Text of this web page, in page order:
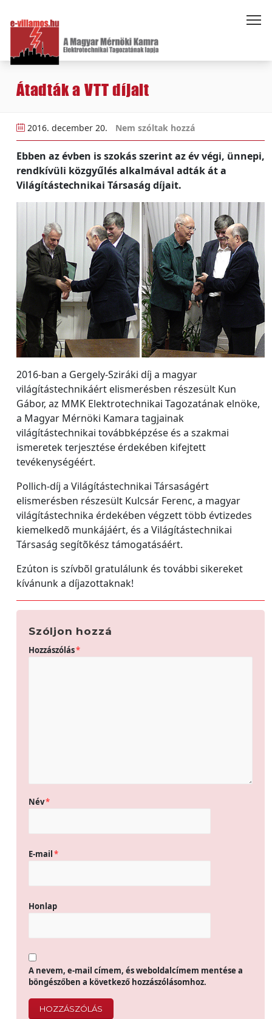
Átadták a VTT díjait
2016. december 20. Nem szóltak hozzá
Ebben az évben is szokás szerint az év végi, ünnepi,
rendkívüli közgyűlés alkalmával adták át a
Világítástechnikai Társaság díjait.
2016-ban a Gergely-Sziráki díj a magyar
világítástechnikáért elismerésben részesült Kun
Gábor, az MMK Elektrotechnikai Tagozatának elnöke,
a Magyar Mérnöki Kamara tagjainak
világítástechnikai továbbképzése és a szakmai
ismeretek terjesztése érdekében kifejtett
tevékenységéért.
Pollich-díj a Világítástechnikai Társaságért
elismerésben részesült Kulcsár Ferenc, a magyar
világítástechnika érdekében végzett több évtizedes
kiemelkedõ munkájáért, és a Világítástechnikai
Társaság segítõkész támogatásáért.
Ezúton is szívbõl gratulálunk és további sikereket
kívánunk a díjazottaknak!
Szóljon hozzá
Hozzászólás*
Név*
E-mail*
Honlap
A nevem, e-mail címem, és weboldalcímem mentése a
böngészőben a következő hozzászólásomhoz.